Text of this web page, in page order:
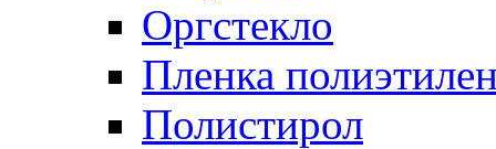
Оргстекло
Пленка
Полистирол